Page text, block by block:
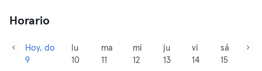
Horario
Hoy, do
9
lu
10
ma
11
mi
12
ju
13
vi
14
sá
15